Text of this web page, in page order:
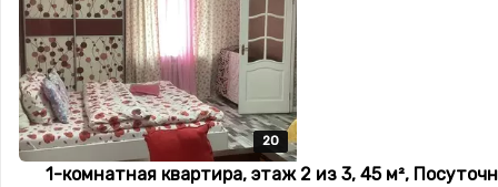
20
20
20
20
20
1-комнатная квартира, этаж 2 из 3, 45 м²,